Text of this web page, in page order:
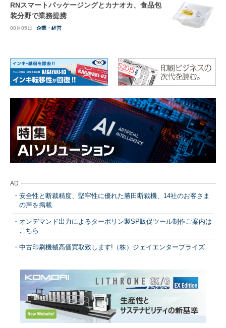
RNスマートパッケージングとカナオカ、食品包
装分野で業務提携
08月05日 企業・経営
AD
安全性と断裁精度、堅牢性に優れた勝田断裁機、14社のお客さま
の声を掲載
オンデマンド出力によるターポリン製SP販促ツール制作ご案内は
こちら
中古印刷機械高価買取致します!（株）ジェイエンタープライズ